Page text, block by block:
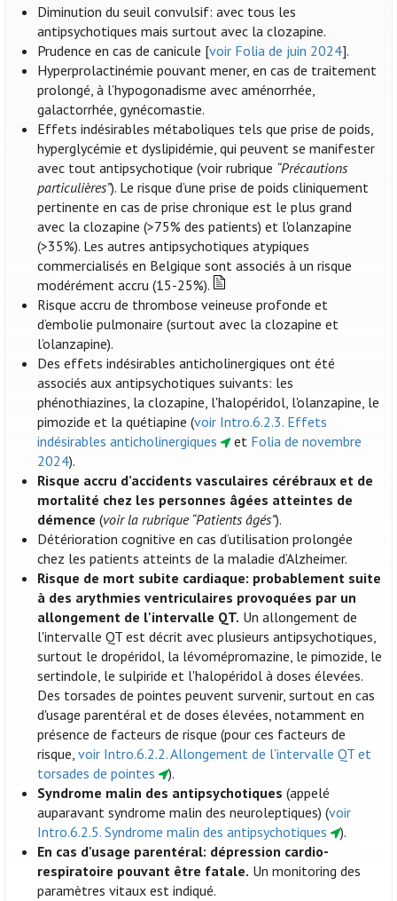
Diminution du seuil convulsif: avec tous les
antipsychotiques mais surtout avec la clozapine.
Prudence en cas de canicule [voir Folia de juin 2024].
Hyperprolactinémie pouvant mener, en cas de traitement
prolongé, à l’hypogonadisme avec aménorrhée,
galactorrhée, gynécomastie.
Effets indésirables métaboliques tels que prise de poids,
hyperglycémie et dyslipidémie, qui peuvent se manifester
avec tout antipsychotique (voir rubrique “Précautions
particulières”). Le risque d’une prise de poids cliniquement
pertinente en cas de prise chronique est le plus grand
avec la clozapine (>75% des patients) et l'olanzapine
(>35%). Les autres antipsychotiques atypiques
commercialisés en Belgique sont associés à un risque
modérément accru (15-25%).
Risque accru de thrombose veineuse profonde et
d’embolie pulmonaire (surtout avec la clozapine et
l’olanzapine).
Des effets indésirables anticholinergiques ont été
associés aux antipsychotiques suivants: les
phénothiazines, la clozapine, l'halopéridol, l'olanzapine, le
pimozide et la quétiapine (voir Intro.6.2.3. Effets
indésirables anticholinergiques
et Folia de novembre
2024).
Risque accru d’accidents vasculaires cérébraux et de
mortalité chez les personnes âgées atteintes de
démence (voir la rubrique “Patients âgés”).
Détérioration cognitive en cas d’utilisation prolongée
chez les patients atteints de la maladie d’Alzheimer.
Risque de mort subite cardiaque: probablement suite
à des arythmies ventriculaires provoquées par un
allongement de l'intervalle QT. Un allongement de
l'intervalle QT est décrit avec plusieurs antipsychotiques,
surtout le dropéridol, la lévomépromazine, le pimozide, le
sertindole, le sulpiride et l'halopéridol à doses élevées.
Des torsades de pointes peuvent survenir, surtout en cas
d'usage parentéral et de doses élevées, notamment en
présence de facteurs de risque (pour ces facteurs de
risque,voir Intro.6.2.2. Allongement de l’intervalle QT et
torsades de pointes
).
Syndrome malin des antipsychotiques (appelé
auparavant syndrome malin des neuroleptiques) (voir
Intro.6.2.5. Syndrome malin des antipsychotiques
).
En cas d'usage parentéral: dépression cardio-
respiratoire pouvant être fatale. Un monitoring des
paramètres vitaux est indiqué.